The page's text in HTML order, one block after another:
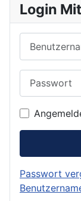
Login
Passwort